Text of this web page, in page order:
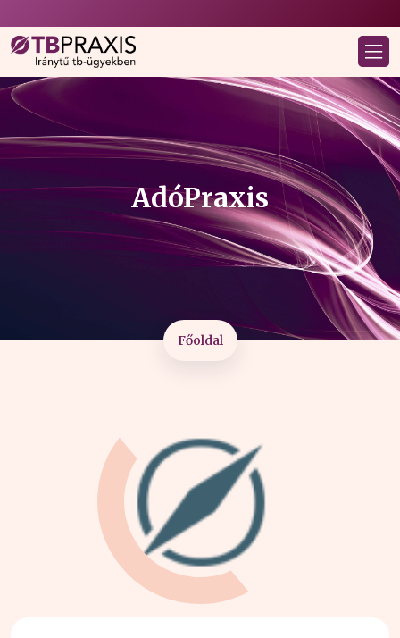
AdóPraxis
Főoldal